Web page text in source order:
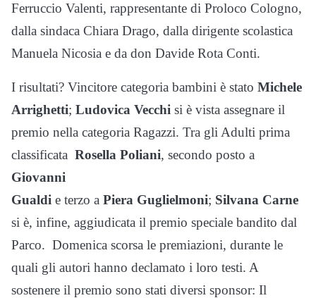
Ferruccio Valenti, rappresentante di Proloco Cologno,
dalla sindaca Chiara Drago, dalla dirigente scolastica
Manuela Nicosia e da don Davide Rota Conti.
I risultati? Vincitore categoria bambini è stato Michele
Arrighetti; Ludovica Vecchi si è vista assegnare il
premio nella categoria Ragazzi. Tra gli Adulti prima
classificata Rosella Poliani, secondo posto a
Giovanni
Gualdi e terzo a Piera Guglielmoni; Silvana Carne
si è, infine, aggiudicata il premio speciale bandito dal
Parco. Domenica scorsa le premiazioni, durante le
quali gli autori hanno declamato i loro testi. A
sostenere il premio sono stati diversi sponsor: Il